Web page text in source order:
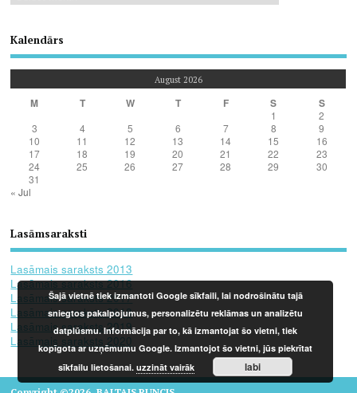
Kalendārs
August 2026
M T W T F S S
1
2
3
4 5 6 7 8
9
10
11 12 13 14 15
16
17
18 19 20 21 22
23
24
25 26 27 28 29
30
31
« Jul
Lasāmsaraksti
Lasāmais saraksts 2013
Lasāmais saraksts 2016
Lasāmais saraksts 2017
Lasāmais saraksts 2018
Lasāmais saraksts 2019
Lasāmais saraksts 2020
Šajā vietnē tiek izmantoti Google sīkfaili, lai nodrošinātu tajā
sniegtos pakalpojumus, personalizētu reklāmas un analizētu
datplūsmu. Informācija par to, kā izmantojat šo vietni, tiek
kopīgota ar uzņēmumu Google. Izmantojot šo vietni, jūs piekrītat
sīkfailu lietošanai.uzzināt vairāk labi